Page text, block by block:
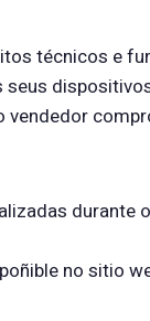
técnicos e
no sitio